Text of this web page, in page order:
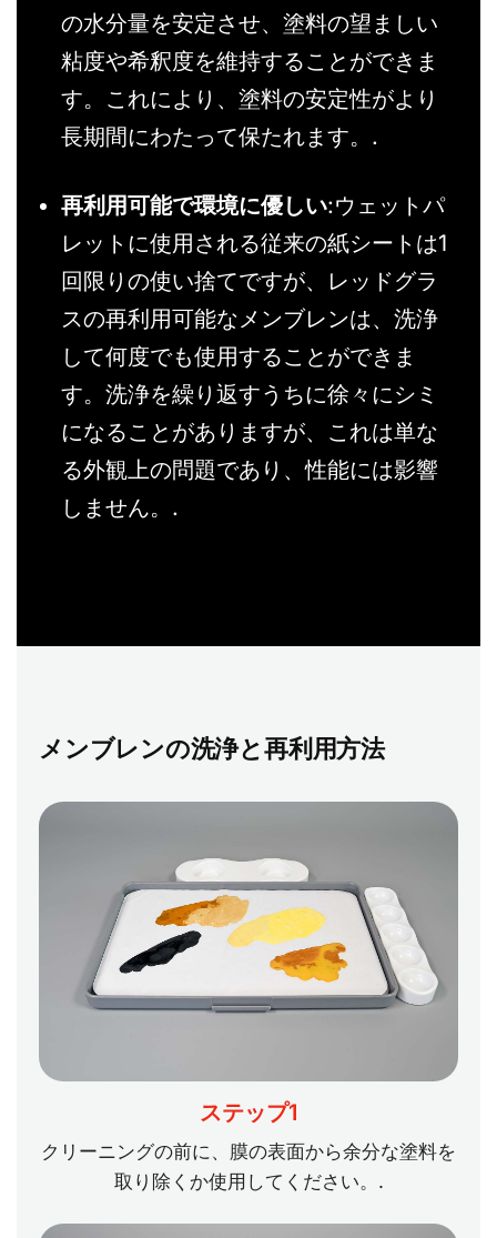
の水分量を安定させ、塗料の望ましい
粘度や希釈度を維持することができま
す。これにより、塗料の安定性がより
長期間にわたって保たれます。.
再利用可能で環境に優しい:ウェットパ
レットに使用される従来の紙シートは1
回限りの使い捨てですが、レッドグラ
スの再利用可能なメンブレンは、洗浄
して何度でも使用することができま
す。洗浄を繰り返すうちに徐々にシミ
になることがありますが、これは単な
る外観上の問題であり、性能には影響
しません。.
メンブレンの洗浄と再利用方法
ステップ1
クリーニングの前に、膜の表面から余分な塗料を
取り除くか使用してください。.